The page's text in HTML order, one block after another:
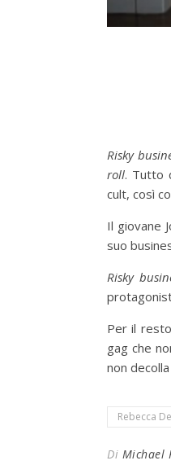
Risky
roll. Tutto
cult, così
Il giovane
suo
Risky
Per il
gag che
non
Rebecca
Di Michael